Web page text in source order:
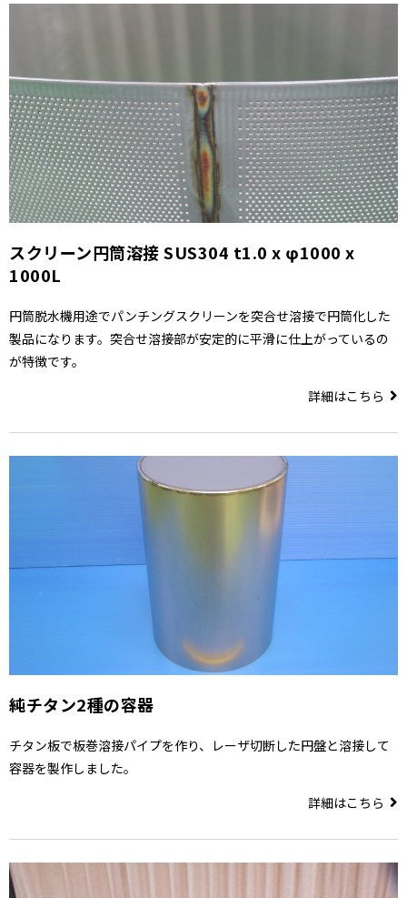
スクリーン円筒溶接 SUS304 t1.0 x φ1000 x
1000L
円筒脱水機用途でパンチングスクリーンを突合せ溶接で円筒化した
製品になります。突合せ溶接部が安定的に平滑に仕上がっているの
が特徴です。
詳細はこちら
純チタン2種の容器
チタン板で板巻溶接パイプを作り、レーザ切断した円盤と溶接して
容器を製作しました。
詳細はこちら